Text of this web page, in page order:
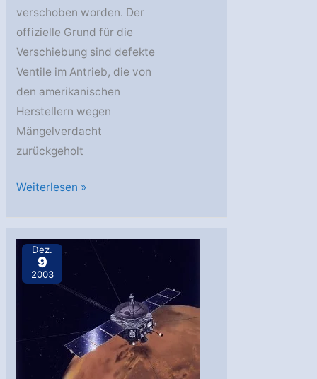
verschoben worden. Der
offizielle Grund für die
Verschiebung sind defekte
Ventile im Antrieb, die von
den amerikanischen
Herstellern wegen
Mängelverdacht
zurückgeholt
Lunar
verschoben
Weiterlesen »
Dez.
9
2003